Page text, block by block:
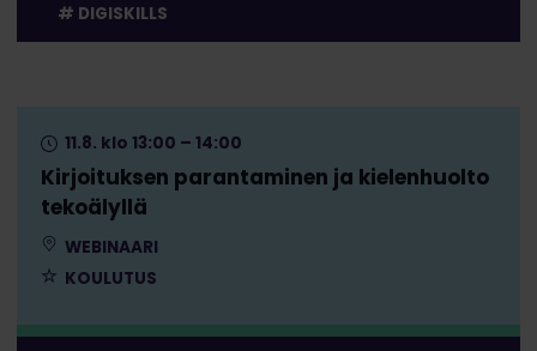
DIGISKILLS
Kirjoituksen parantaminen ja kielenhuolto
tekoälyllä
11.8. klo 13:00 – 14:00
WEBINAARI
KOULUTUS